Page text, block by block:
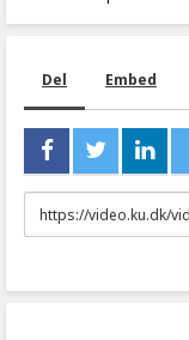
Del Embed
URL
to